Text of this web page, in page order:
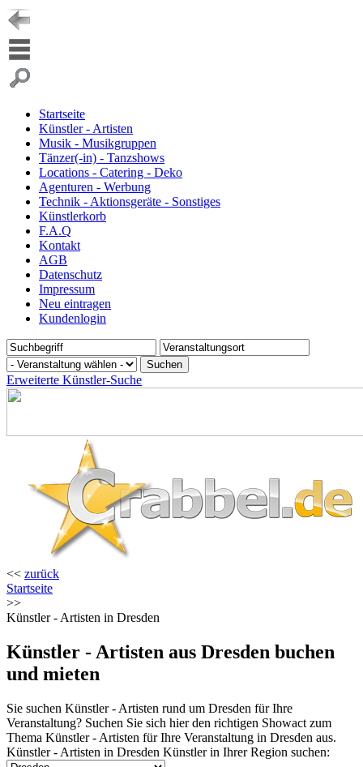
Startseite
Künstler - Artisten
Musik - Musikgruppen
Tänzer(-in) - Tanzshows
Locations - Catering - Deko
Agenturen - Werbung
Technik - Aktionsgeräte - Sonstiges
Künstlerkorb
F.A.Q
Kontakt
AGB
Datenschutz
Impressum
Neu eintragen
Kundenlogin
Erweiterte Künstler-Suche
<< zurück
Startseite
>>
Künstler - Artisten in Dresden
Künstler - Artisten aus Dresden buchen
und mieten
Sie suchen Künstler - Artisten rund um Dresden für Ihre
Veranstaltung? Suchen Sie sich hier den richtigen Showact zum
Thema Künstler - Artisten für Ihre Veranstaltung in Dresden aus.
Künstler - Artisten in Dresden Künstler in Ihrer Region suchen: